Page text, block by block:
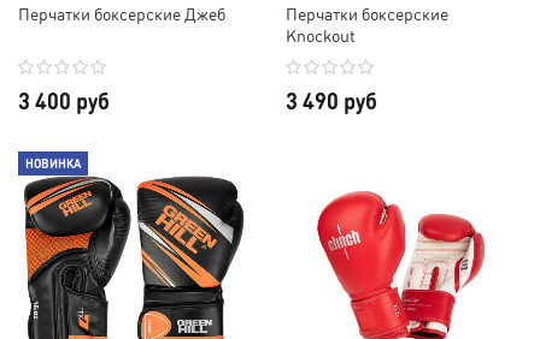
Перчатки боксерские Джеб
3 400 руб
Перчатки боксерские
Knockout
3 490 руб
НОВИНКА